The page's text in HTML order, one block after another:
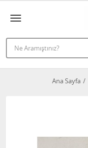
Ana Sayfa